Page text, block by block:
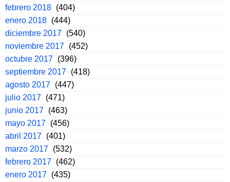
febrero 2018 (404)
enero 2018 (444)
diciembre 2017 (540)
noviembre 2017 (452)
octubre 2017 (396)
septiembre 2017 (418)
agosto 2017 (447)
julio 2017 (471)
junio 2017 (463)
mayo 2017 (456)
abril 2017 (401)
marzo 2017 (532)
febrero 2017 (462)
enero 2017 (435)